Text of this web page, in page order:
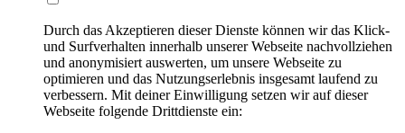
Durch das Akzeptieren dieser Dienste können wir das Klick-
und Surfverhalten innerhalb unserer Webseite nachvollziehen
und anonymisiert auswerten, um unsere Webseite zu
optimieren und das Nutzungserlebnis insgesamt laufend zu
verbessern. Mit deiner Einwilligung setzen wir auf dieser
Webseite folgende Drittdienste ein: